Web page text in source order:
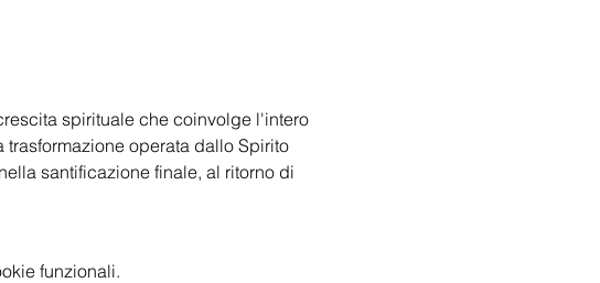
spirituale che coinvolge l'intero
operata dallo Spirito
santificazione finale, al ritorno di
funzionali.